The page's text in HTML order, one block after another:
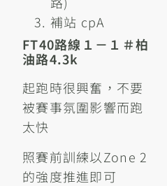
補站 cpA
FT40路線１－１＃柏
油路4.3k
起跑時很興奮，不要
被賽事氛圍影響而跑
太快
照賽前訓練以Zone 2
的強度推進即可